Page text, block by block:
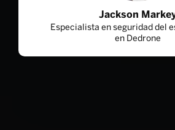
Jackson
Especialista en seguridad del
en Dedrone